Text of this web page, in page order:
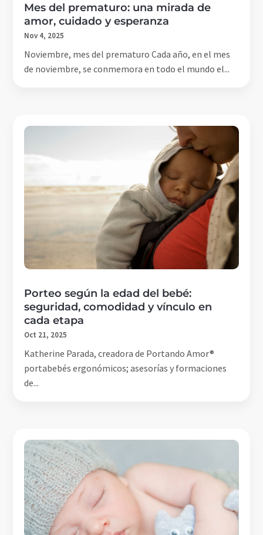
Mes del prematuro: una mirada de
amor, cuidado y esperanza
Nov 4, 2025
Noviembre, mes del prematuro Cada año, en el mes
de noviembre, se conmemora en todo el mundo el...
Porteo según la edad del bebé:
seguridad, comodidad y vínculo en
cada etapa
Oct 21, 2025
Katherine Parada, creadora de Portando Amor®
portabebés ergonómicos; asesorías y formaciones
de...